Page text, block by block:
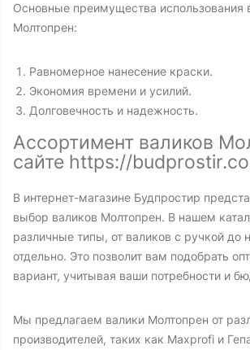
Основные преимущества использования
Молтопрен:
Равномерное нанесение краски.
Экономия времени и усилий.
Долговечность и надежность.
Ассортимент валиков
сайте https://
В интернет-магазине Будпростир
выбор валиков Молтопрен. В нашем
различные типы, от валиков с ручкой до
отдельно. Это позволит вам подобрать
вариант, учитывая ваши потребности и
Мы предлагаем валики Молтопрен от
производителей, таких как Maxprofi и